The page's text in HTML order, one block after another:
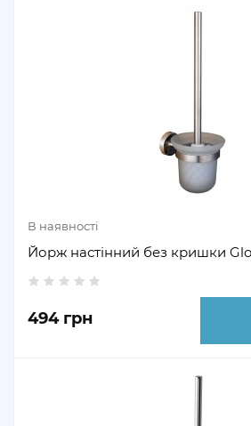
В наявності
Йорж настінний без кришки
494 грн